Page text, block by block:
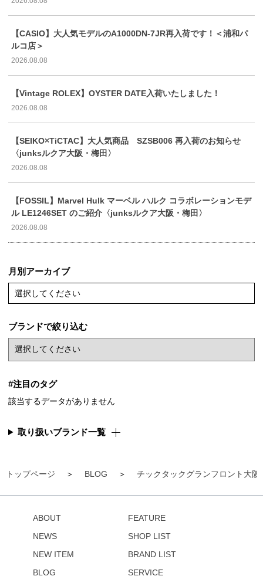
トップページ BLOG チックタックグランフロント大阪
【CASIO】大人気モデルのA1000DN-7JR再入荷です！＜浦和パ
ルコ店＞
2026.08.08
【Vintage ROLEX】OYSTER DATE入荷いたしました！
2026.08.08
【SEIKO×TiCTAC】大人気商品 SZSB006 再入荷のお知らせ
〈junksルクア大阪・梅田〉
2026.08.08
【FOSSIL】Marvel Hulk マーベル ハルク コラボレーションモデ
ル LE1246SET のご紹介〈junksルクア大阪・梅田〉
2026.08.08
月別アーカイブ
選択してください
ブランドで絞り込む
#注目のタグ
該当するデータがありません
取り扱いブランド一覧
ABOUT
NEWS
NEW ITEM
BLOG
FEATURE
SHOP LIST
BRAND LIST
SERVICE